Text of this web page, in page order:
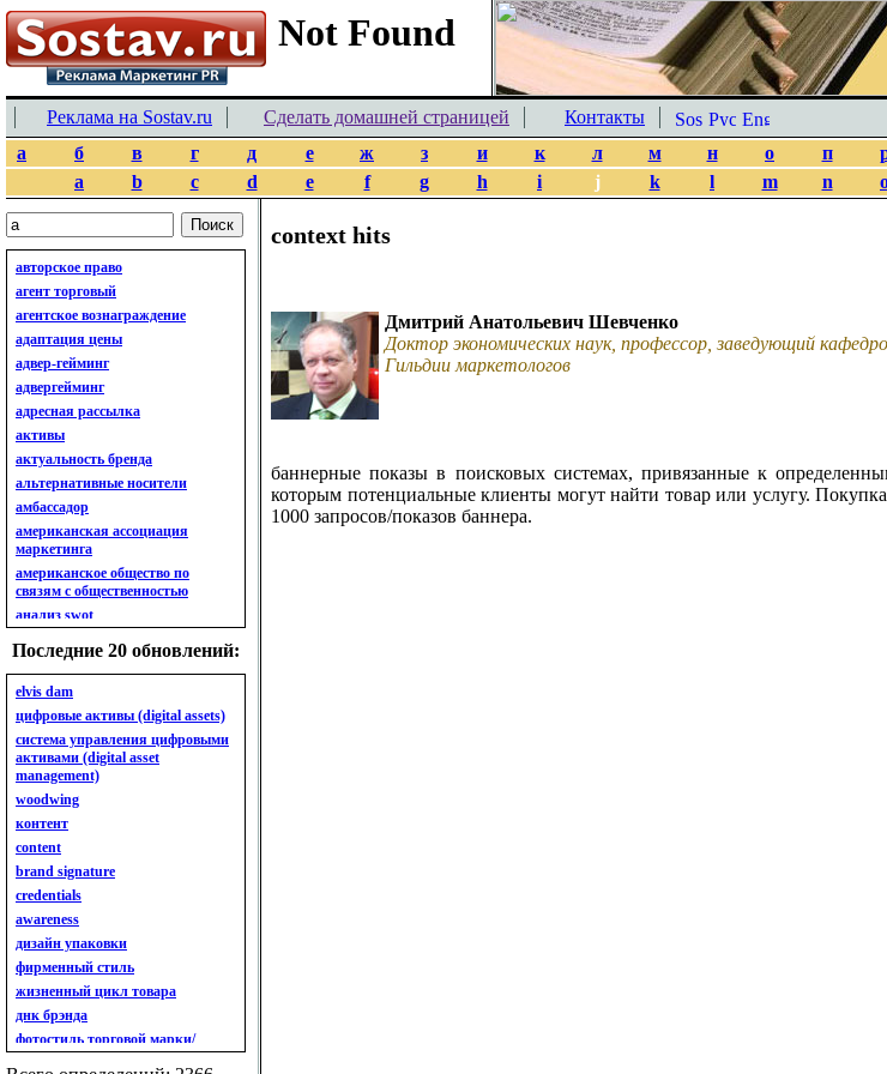
Реклама на Sostav.ru Сделать домашней страницей
Контакты
а
б в г д е ж з и к л м н о п
a
b c d e f g h i j k l m n
авторское право
агент торговый
агентское вознаграждение
адаптация цены
адвер-гейминг
адвергейминг
адресная рассылка
активы
актуальность бренда
альтернативные носители
амбассадор
американская ассоциация
маркетинга
американское общество по
связям с общественностью
анализ swot
анализ бизнес-портфеля
анализ имиджа
анализ кластерный
анализ конкурентов
анализ кросс-культурных
особенностей
анализ мак кинси «7s»
анализ макросистемы
анализ маркетинговый
анализ рынка
анализ ситуационный
анализ экспертный
индивидуальный
анкета
ассортимент
ассортимент товарный.
планирование товарного
ассортимента
ассортимент. глубина
Последние 20 обновлений:
elvis dam
цифровые активы (digital assets)
система управления цифровыми
активами (digital asset
management)
woodwing
контент
content
brand signature
credentials
awareness
дизайн упаковки
фирменный стиль
жизненный цикл товара
днк брэнда
фотостиль торговой марки/
линейки продукции
context hits
Дмитрий Анатольевич Шевченко
Доктор экономических наук, профессор, заведующий
Гильдии маркетологов
баннерные показы в поисковых системах, привязанные к
которым потенциальные клиенты могут найти товар или услугу. Покупка
1000 запросов/показов баннера.